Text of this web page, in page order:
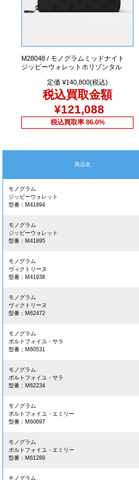
M28048 / モノグラムミッドナイト
ジッピーウォレットホリゾンタル
定価 ¥140,800(税込)
税込買取金額
¥121,088
税込買取率 86.0%
商品名
モノグラム
ジッピーウォレット
型番：M41894
モノグラム
ジッピーウォレット
型番：M41895
モノグラム
ヴィクトリーヌ
型番：M41938
モノグラム
ヴィクトリーヌ
型番：M62472
モノグラム
ポルトフォイユ・サラ
型番：M60531
モノグラム
ポルトフォイユ・サラ
型番：M62234
モノグラム
ポルトフォイユ・エミリー
型番：M60697
モノグラム
ポルトフォイユ・エミリー
型番：M61289
モノグラム